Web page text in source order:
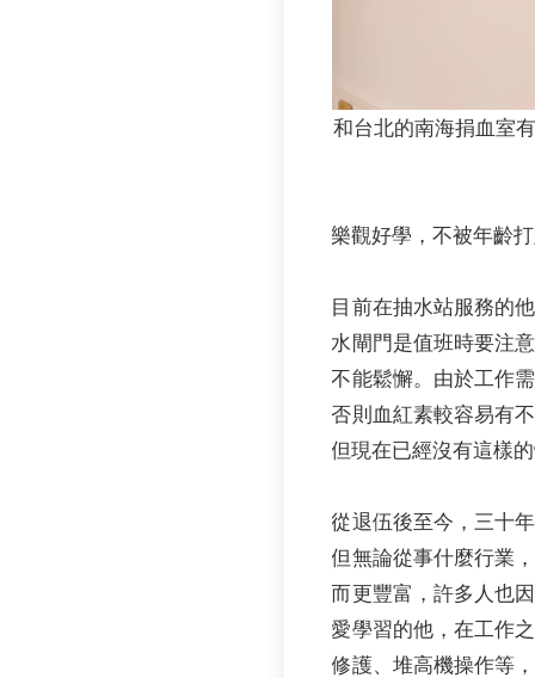
和台北的南海捐血室
樂觀好學，不被年齡
目前在抽水站服務的
水閘門是值班時要注
不能鬆懈。由於工作
否則血紅素較容易有
但現在已經沒有這樣
從退伍後至今，三十
但無論從事什麼行業
而更豐富，許多人也
愛學習的他，在工作
修護、堆高機操作等